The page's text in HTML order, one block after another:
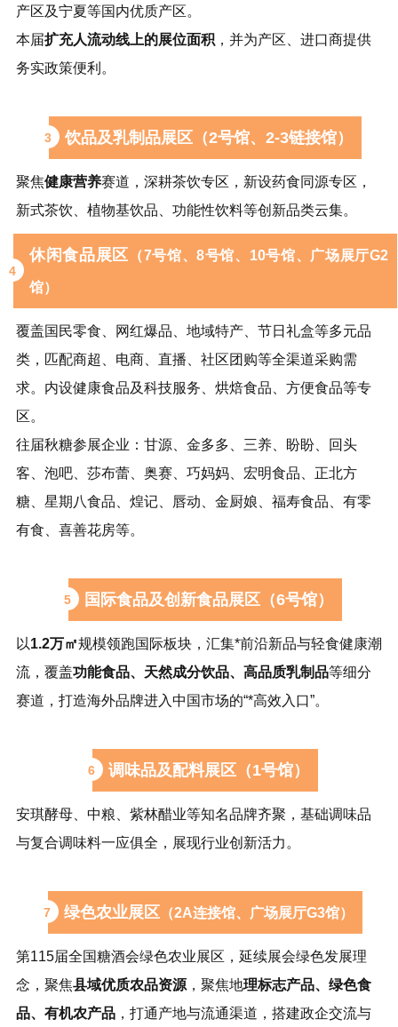
产区及宁夏等国内优质产区。
本届扩充人流动线上的展位面积 ，并为产区、进口商提供
务实政策便利。
3 饮品及乳制品展区（2号馆、2-3链接馆）
聚焦健康营养赛道，深耕茶饮专区，新设药食同源专区，
新式茶饮、 植物基饮品 、功能性饮料等创新品类云集。
4
休闲食品展区 （7号馆、8号馆、10号馆、广场展厅G2
馆）
覆盖国民零食、网红爆品、地域特产、节日礼盒等多元品
类，匹配商超、电商、直播、社区团购等全渠道采购需
求。内设健康食品及科技服务、烘焙食品、方便食品等专
区。
往届秋糖参展企业：甘源、金多多、三养、盼盼、回头
客、泡吧、 莎布蕾 、奥赛、巧妈妈、宏明食品、正北方
糖、星期八食品、煌记、唇动、金厨娘、福寿食品、 有零
有食 、喜善花房等。
5 国际食品及创新食品展区（6号馆）
以1.2万㎡规模领跑国际板块，汇集*前沿新品与轻食健康潮
流，覆盖功能食品、天然成分饮品、高品质乳制品等细分
赛道，打造海外品牌进入中国市场的“*高效入口”。
6 调味品及配料展区（1号馆）
安琪酵母、中粮、 紫林醋业等知名品牌齐聚，基础调味品
与复合调味料一应俱全，展现行业创新活力。
7 绿色农业展区 （2A连接馆、广场展厅G3馆）
第115届全国糖酒会绿色农业展区，延续展会绿色发展理
念，聚焦县域优质农品资源 ，聚焦地理标志产品、绿色食
品、有机农产品 ，打通产地与流通渠道，搭建政企交流与